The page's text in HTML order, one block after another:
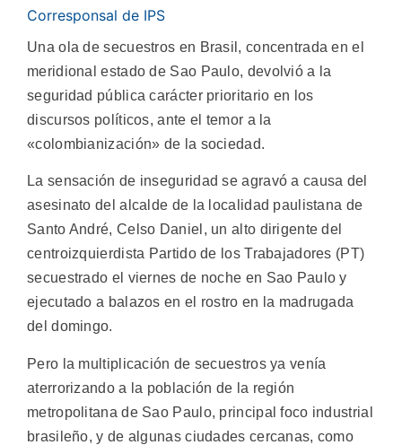
Corresponsal de IPS
Una ola de secuestros en Brasil, concentrada en el
meridional estado de Sao Paulo, devolvió a la
seguridad pública carácter prioritario en los
discursos políticos, ante el temor a la
«colombianización» de la sociedad.
La sensación de inseguridad se agravó a causa del
asesinato del alcalde de la localidad paulistana de
Santo André, Celso Daniel, un alto dirigente del
centroizquierdista Partido de los Trabajadores (PT)
secuestrado el viernes de noche en Sao Paulo y
ejecutado a balazos en el rostro en la madrugada
del domingo.
Pero la multiplicación de secuestros ya venía
aterrorizando a la población de la región
metropolitana de Sao Paulo, principal foco industrial
brasileño, y de algunas ciudades cercanas, como